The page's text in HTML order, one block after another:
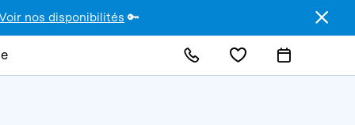
nos disponibilités 🔑